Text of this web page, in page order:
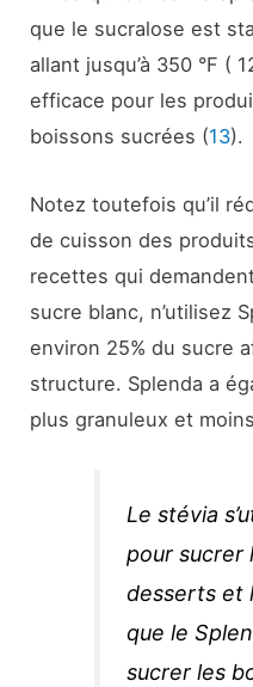
que le sucralose est
allant jusqu’à 350 °F (
efficace pour les
boissons sucrées (13).
Notez toutefois qu’il
de cuisson des
recettes qui
sucre blanc, n’utilisez
environ 25% du sucre
structure. Splenda a
plus granuleux et
Le stévia
pour sucrer
desserts et
que le
sucrer les